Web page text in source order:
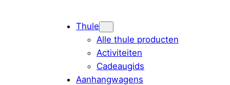
Thule
Alle thule producten
Activiteiten
Cadeaugids
Aanhangwagens